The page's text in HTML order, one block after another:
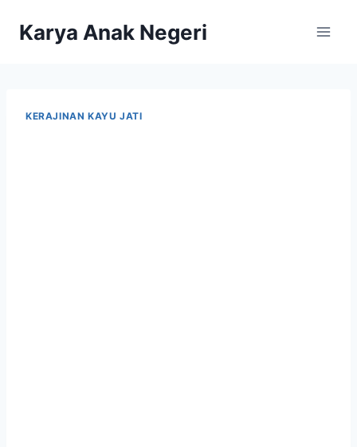
Karya Anak Negeri
KERAJINAN KAYU JATI